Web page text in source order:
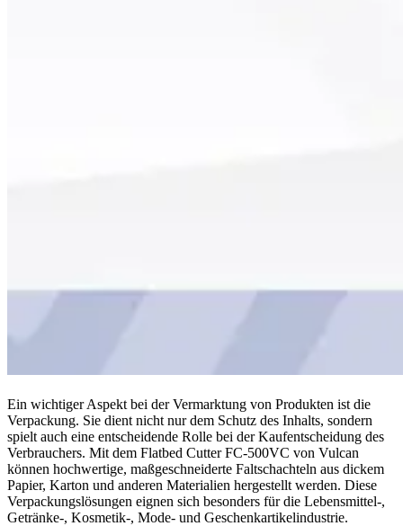
Ein wichtiger Aspekt bei der Vermarktung von Produkten ist die
Verpackung. Sie dient nicht nur dem Schutz des Inhalts, sondern
spielt auch eine entscheidende Rolle bei der Kaufentscheidung des
Verbrauchers. Mit dem Flatbed Cutter FC-500VC von Vulcan
können hochwertige, maßgeschneiderte Faltschachteln aus dickem
Papier, Karton und anderen Materialien hergestellt werden. Diese
Verpackungslösungen eignen sich besonders für die Lebensmittel-,
Getränke-, Kosmetik-, Mode- und Geschenkartikelindustrie.